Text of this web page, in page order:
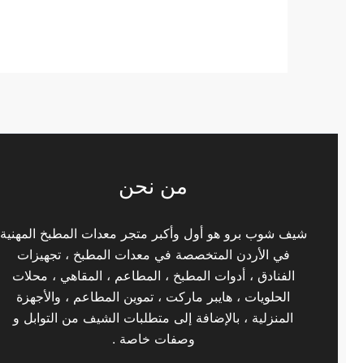
من نحن
شيف شوب برو هو أول وأكبر متجر معدات المطبخ المهنية
في الأردن المتخصصة في معدات المطبخ ، تجهيزات
الفنادق ، أدوات المطبخ ، المطاعم ، المقاهي ، محلات
الحلويات ، هايبر ماركت ، تموين المطاعم ، والأجهزة
المنزلية ، بالإضافة إلى متطلبات الشيف من التوابل و
وصفات خاصة .